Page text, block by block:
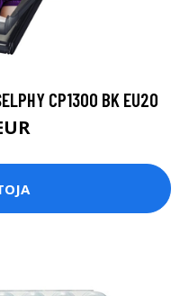
CP1300 BK EU20